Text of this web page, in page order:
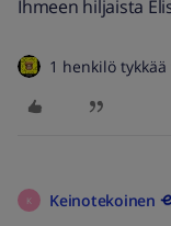
Ihmeen hiljaista
1 henkilö tykkää
K Keinotekoinen